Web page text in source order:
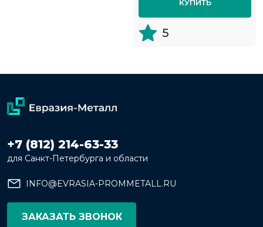
КУПИТЬ
5
+7 (812) 214-63-33
для Санкт-Петербурга и области
INFO@EVRASIA-PROMMETALL.RU
ЗАКАЗАТЬ ЗВОНОК